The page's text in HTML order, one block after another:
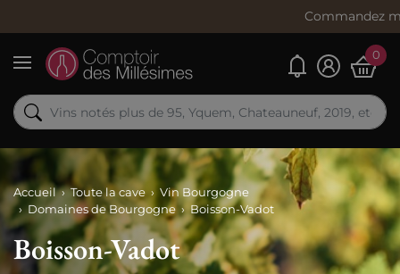
Commandez maintenant,
Menu
Mes alertes
0
Accueil Toute la cave
Vin Bourgogne
Domaines de Bourgogne
Boisson-Vadot
Boisson-Vadot